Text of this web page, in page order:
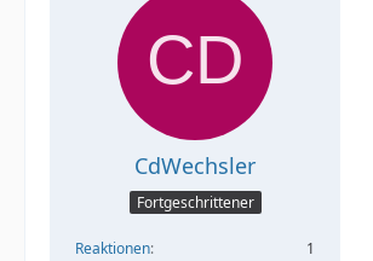
CdWechsler
Fortgeschrittener
Reaktionen
1